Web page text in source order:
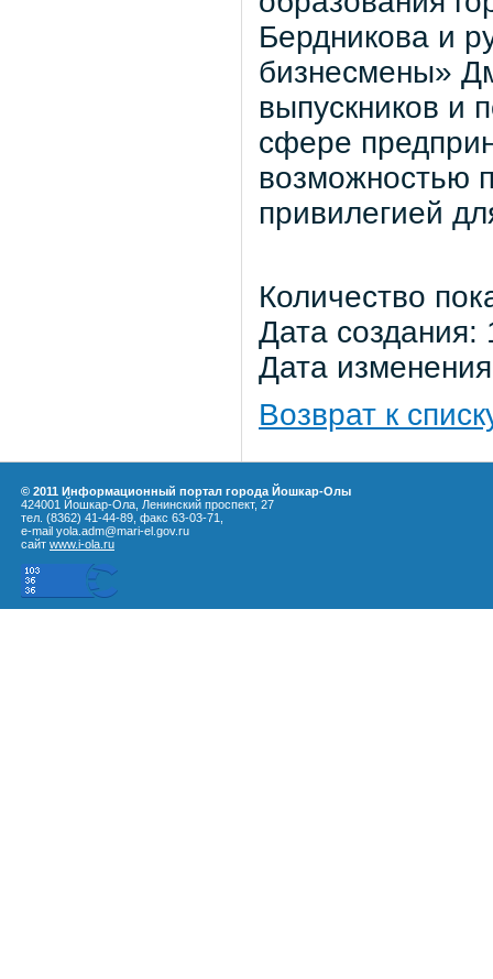
Бердникова и
бизнесмены»
выпускников и
сфере
возможностью
привилегией
Количество
Дата
Дата
Возврат к
© 2011 Информационный портал города Йошкар-Олы
424001 Йошкар-Ола, Ленинский проспект, 27
тел. (8362) 41-44-89, факс 63-03-71,
e-mail yola.adm@mari-el.gov.ru
сайт www.i-ola.ru